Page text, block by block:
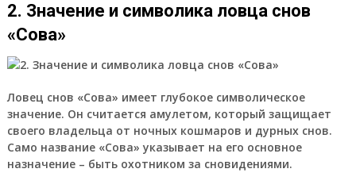
2. Значение и символика ловца снов
«Сова»
Ловец снов «Сова» имеет глубокое символическое
значение. Он считается амулетом, который защищает
своего владельца от ночных кошмаров и дурных снов.
Само название «Сова» указывает на его основное
назначение – быть охотником за сновидениями.